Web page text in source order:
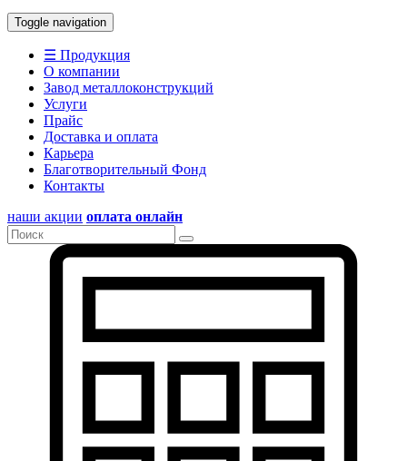
Toggle navigation
☰ Продукция
О компании
Завод металлоконструкций
Услуги
Прайс
Доставка и оплата
Карьера
Благотворительный Фонд
Контакты
наши акции оплата онлайн